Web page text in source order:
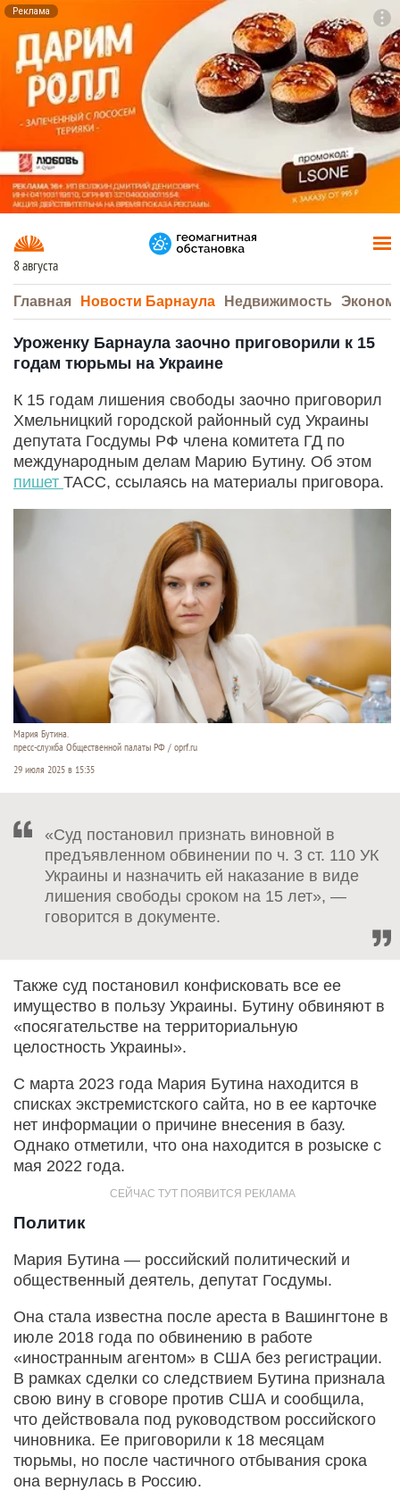
Реклама
8 августа
Главная Новости Барнаула Недвижимость
Уроженку Барнаула заочно приговорили к 15
годам тюрьмы на Украине
К 15 годам лишения свободы заочно приговорил
Хмельницкий городской районный суд Украины
депутата Госдумы РФ члена комитета ГД по
международным делам Марию Бутину. Об этом
пишет ТАСС, ссылаясь на материалы приговора.
Мария Бутина.
пресс-служба Общественной палаты РФ / oprf.ru
29 июля 2025 в 15:35
«Суд постановил признать виновной в
предъявленном обвинении по ч. 3 ст. 110 УК
Украины и назначить ей наказание в виде
лишения свободы сроком на 15 лет», —
говорится в документе.
Также суд постановил конфисковать все ее
имущество в пользу Украины. Бутину обвиняют в
«посягательстве на территориальную
целостность Украины».
С марта 2023 года Мария Бутина находится в
списках экстремистского сайта, но в ее карточке
нет информации о причине внесения в базу.
Однако отметили, что она находится в розыске с
мая 2022 года.
Политик
Мария Бутина — российский политический и
общественный деятель, депутат Госдумы.
Она стала известна после ареста в Вашингтоне в
июле 2018 года по обвинению в работе
«иностранным агентом» в США без регистрации.
В рамках сделки со следствием Бутина признала
свою вину в сговоре против США и сообщила,
что действовала под руководством российского
чиновника. Ее приговорили к 18 месяцам
тюрьмы, но после частичного отбывания срока
она вернулась в Россию.